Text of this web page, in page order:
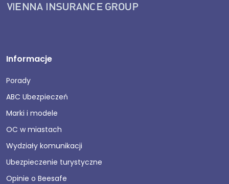
Informacje
Porady
ABC Ubezpieczeń
Marki i modele
OC w miastach
Wydziały komunikacji
Ubezpieczenie turystyczne
Opinie o Beesafe